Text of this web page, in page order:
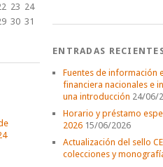
23 24
30 31
ENTRADAS
Fuentes de información
financiera nacionales e
una introducción 24/06/
Horario y préstamo
2026 15/06/2026
Actualización del sello
colecciones y